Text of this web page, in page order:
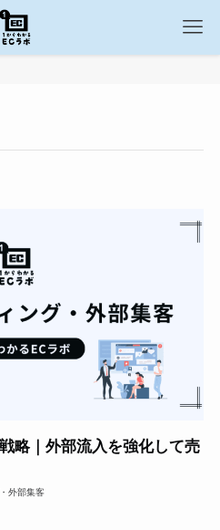
略｜外部流入を強化して売
外部集客